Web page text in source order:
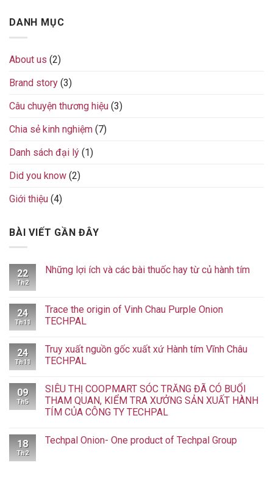
DANH MỤC
About us (2)
Brand story (3)
Câu chuyện thương hiệu (3)
Chia sẻ kinh nghiệm (7)
Danh sách đại lý (1)
Did you know (2)
Giới thiệu (4)
BÀI VIẾT GẦN ĐÂY
22
Th2
Những lợi ích và các bài thuốc hay từ củ hành tím
luận
ở
Những
và
các
bài
từ
củ
hành
tím
24
Th11
Trace the origin of Vinh Chau Purple Onion
TECHPAL
bình
luận
ở
origin
of
Vinh
Chau
TECHPAL
24
Th11
Truy xuất nguồn gốc xuất xứ Hành tím Vĩnh Châu
TECHPAL
bình
luận
ở
Truy
gốc
xuất
09
Th5
SIÊU THỊ COOPMART SÓC TRĂNG ĐÃ CÓ BUỔI
THAM QUAN, KIỂM TRA XƯỞNG SẢN XUẤT HÀNH
TÍM CỦA CÔNG TY TECHPAL
bình
18
Th2
Techpal Onion- One product of Techpal Group